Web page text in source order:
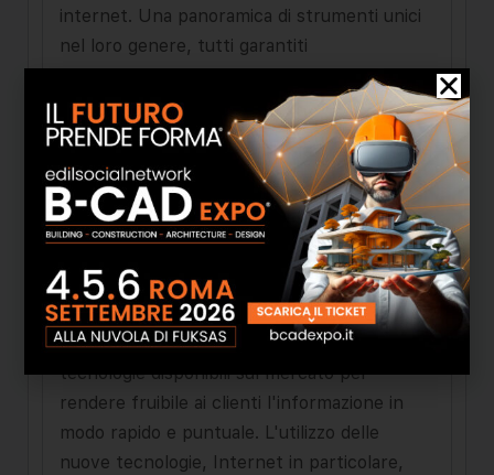
internet. Una panoramica di strumenti unici
nel loro genere, tutti garantiti
dall'esperienza di un editore divenuto punto
di riferimento per il mercato dei
Professionisti e dell'Amministrazione
Pubblica. Infine Maggioli Editore utilizza con
particolare attenzione le nuove tecnologie:
se, infatti, i contenuti sono un aspetto
fondamentale di ogni pubblicazione,
altrettanto fondamentale è saper individuare
il supporto o il canale migliore per veicolare
le informazioni, utilizzando tutte le
tecnologie disponibili sul mercato per
rendere fruibile ai clienti l'informazione in
modo rapido e puntuale. L'utilizzo delle
nuove tecnologie, Internet in particolare,